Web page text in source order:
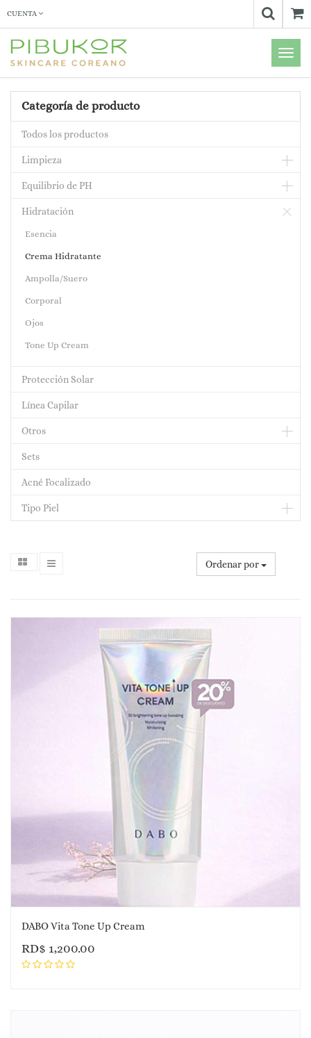
CUENTA
Menú
de
Categoría de producto
Todos los productos
Limpieza
Equilibrio de PH
Hidratación
Esencia
Crema Hidratante
Ampolla/Suero
Corporal
Ojos
Tone Up Cream
Protección Solar
Línea Capilar
Otros
Sets
Acné Focalizado
Tipo Piel
Ordenar por
DABO Vita Tone Up Cream
RD$ 1,200.00